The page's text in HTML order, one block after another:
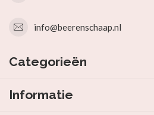
info@beerenschaap.nl
Categorieën
Informatie